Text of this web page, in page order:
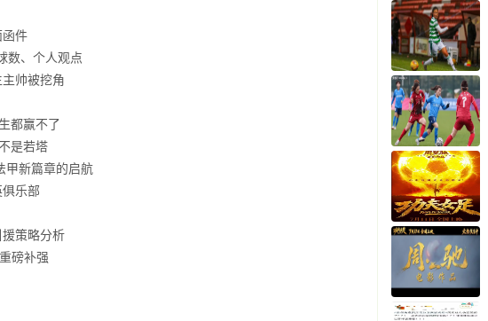
件
数、个人观点
帅被挖角
都赢不了
是若塔
甲新篇章的启航
乐部
策略分析
磅补强